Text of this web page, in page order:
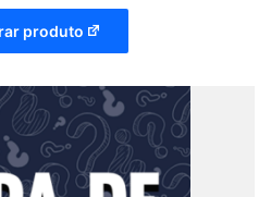
produto